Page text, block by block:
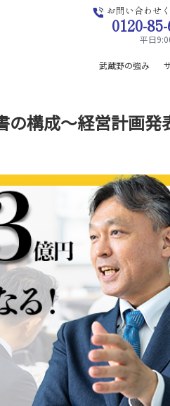
お問い合わせ
0120-
平日
武蔵野の強み
の構成～経営計画